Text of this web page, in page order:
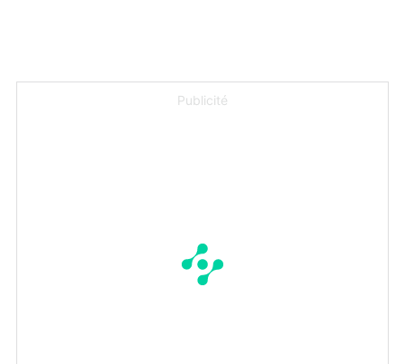
Publicité